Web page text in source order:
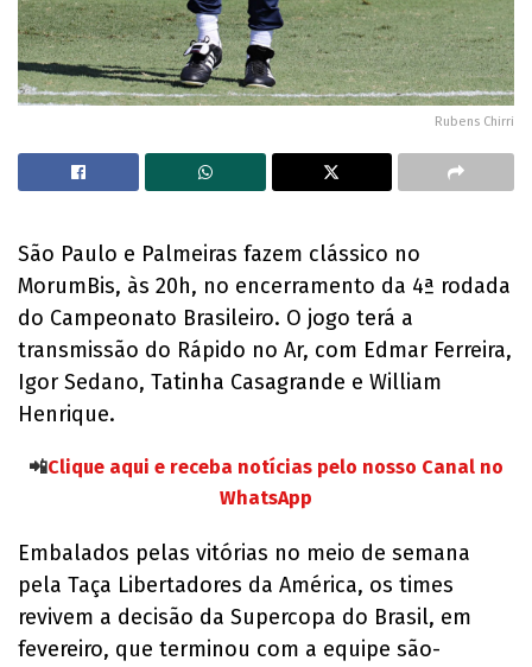
Rubens Chirri
São Paulo e Palmeiras fazem clássico no
MorumBis, às 20h, no encerramento da 4ª rodada
do Campeonato Brasileiro. O jogo terá a
transmissão do Rápido no Ar, com Edmar Ferreira,
Igor Sedano, Tatinha Casagrande e William
Henrique.
📲Clique aqui e receba notícias pelo nosso Canal no
WhatsApp
Embalados pelas vitórias no meio de semana
pela Taça Libertadores da América, os times
revivem a decisão da Supercopa do Brasil, em
fevereiro, que terminou com a equipe são-